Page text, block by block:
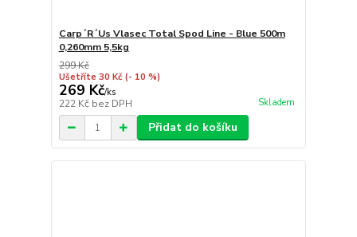
Carp´R´Us Vlasec Total Spod Line - Blue 500m
0,260mm 5,5kg
299 Kč
Ušetříte 30 Kč (- 10 %)
269 Kč/ks
222 Kč bez DPH Skladem
Přidat do košíku